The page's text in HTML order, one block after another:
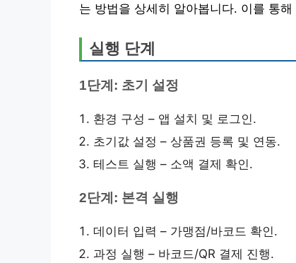
는 방법을 상세히 알아봅니다. 이를 통
실행 단계
1단계: 초기 설정
환경 구성 – 앱 설치 및 로그인.
초기값 설정 – 상품권 등록 및 연동.
테스트 실행 – 소액 결제 확인.
2단계: 본격 실행
데이터 입력 – 가맹점/바코드 확인.
과정 실행 – 바코드/QR 결제 진행.